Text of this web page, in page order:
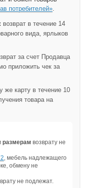
потребителей»
возврат в течение 14
вида, ярлыков
за счет Продавца
приложить чек за
же карту в течение 10
товара на
размерам возврату не
, мебель надлежащего
обмену не
не подлежат.